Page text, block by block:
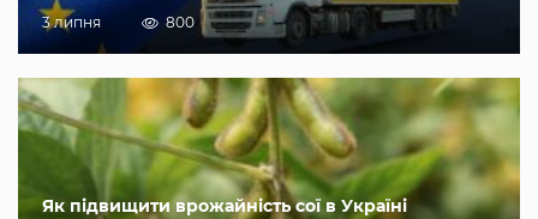
3 липня 800
Як підвищити врожайність сої в Україні